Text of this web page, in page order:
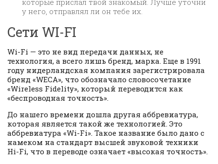
которые прислал твой знакомый. Лучше уточни
у него, отправлял ли он тебе их.
Сети WI-FI
Wi-Fi — это не вид передачи данных, не
технология, а всего лишь бренд, марка. Еще в 1991
году нидерландская компания зарегистрировала
бренд «WECA», что обозначало словосочетание
«Wireless Fidelity», который переводится как
«беспроводная точность».
До нашего времени дошла другая аббревиатура,
которая является такой же технологией. Это
аббревиатура «Wi-Fi». Такое название было дано с
намеком на стандарт высшей звуковой техники
Hi-Fi, что в переводе означает «высокая точность».